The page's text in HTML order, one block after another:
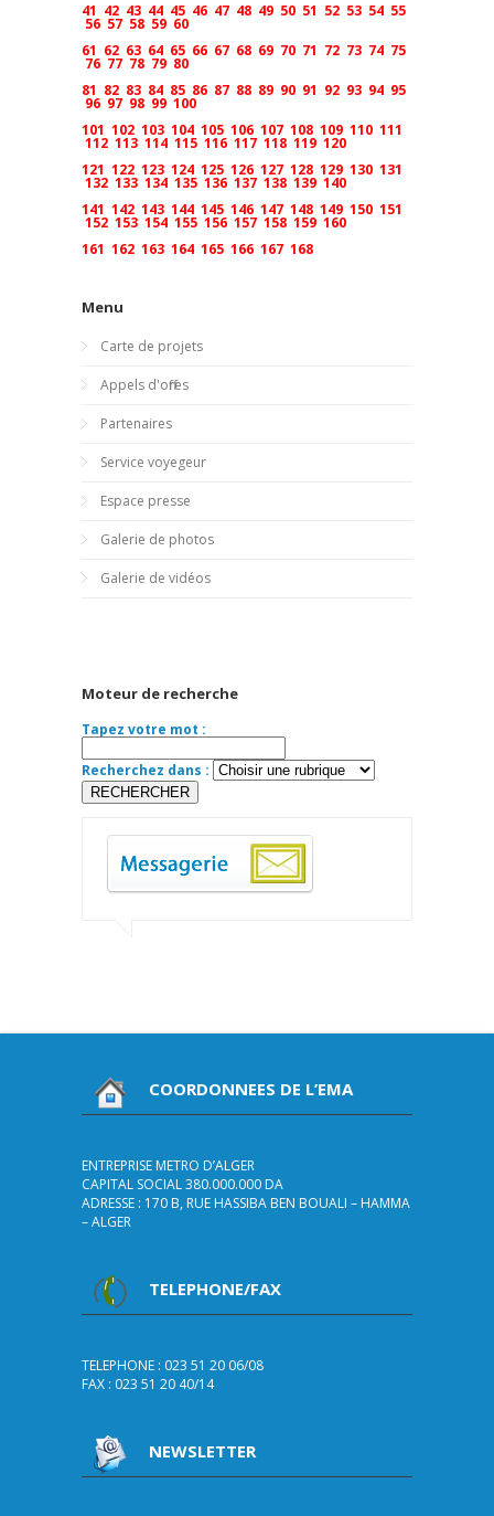
41 42 43 44 45 46 47 48 49 50 51 52 53 54 55
56 57 58 59 60
61 62 63 64 65 66 67 68 69 70 71 72 73 74 75
76 77 78 79 80
81 82 83 84 85 86 87 88 89 90 91 92 93 94 95
96 97 98 99 100
101 102 103 104 105 106 107 108 109 110 111
112 113 114 115 116 117 118 119 120
121 122 123 124 125 126 127 128 129 130 131
132 133 134 135 136 137 138 139 140
141 142 143 144 145 146 147 148 149 150 151
152 153 154 155 156 157 158 159 160
161 162 163 164 165 166 167 168
Menu
Carte de projets
Appels d'offres
Partenaires
Service voyegeur
Espace presse
Galerie de photos
Galerie de vidéos
Moteur de recherche
Tapez votre mot :
Recherchez dans :
COORDONNEES DE L’EMA
ENTREPRISE METRO D’ALGER
CAPITAL SOCIAL 380.000.000 DA
ADRESSE : 170 B, RUE HASSIBA BEN BOUALI – HAMMA
– ALGER
TELEPHONE/FAX
TELEPHONE : 023 51 20 06/08
FAX : 023 51 20 40/14
NEWSLETTER